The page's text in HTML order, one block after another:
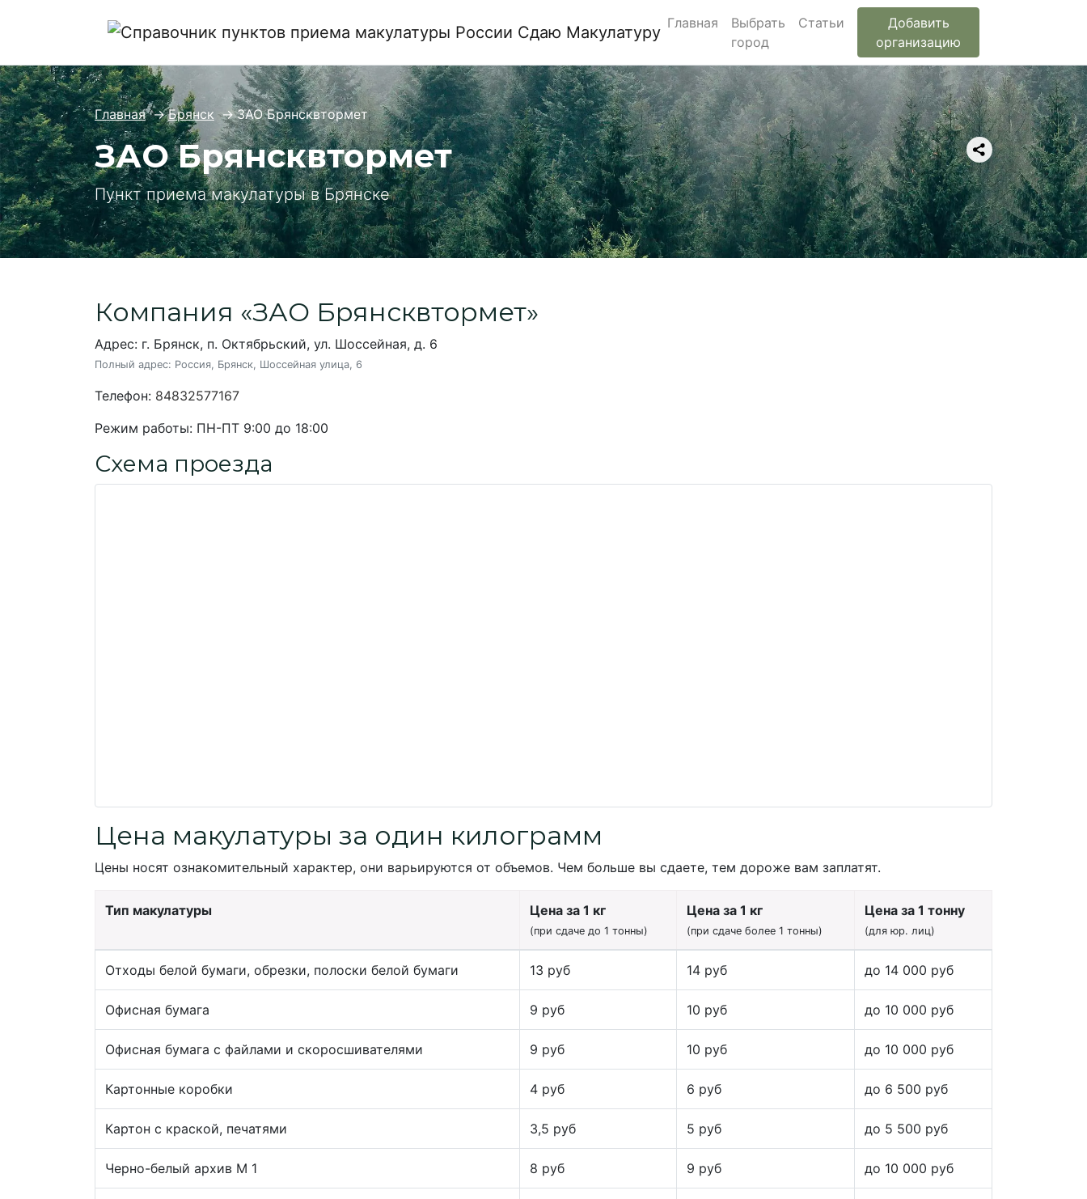
Сдаю Макулатуру Главная
Выбрать
город
Статьи
Добавить
организацию
Главная → Брянск → ЗАО Брянсквтормет
ЗАО Брянсквтормет
Пункт приема макулатуры в Брянске
Компания «ЗАО Брянсквтормет»
Адрес: г. Брянск, п. Октябрьский, ул. Шоссейная, д. 6
Полный адрес: Россия, Брянск, Шоссейная улица, 6
Телефон: 84832577167
Режим работы: ПН-ПТ 9:00 до 18:00
Схема проезда
Цена макулатуры за один килограмм
Цены носят ознакомительный характер, они варьируются от объемов. Чем больше вы сдаете, тем дороже вам заплатят.
Тип макулатуры Цена за 1 кг
(при сдаче до 1 тонны)
Цена за 1 кг
(при сдаче более 1 тонны)
Цена за 1 тонну
(для юр. лиц)
Отходы белой бумаги, обрезки, полоски белой бумаги 13 руб 14 руб до 14 000 руб
Офисная бумага 9 руб 10 руб до 10 000 руб
Офисная бумага с файлами и скоросшивателями 9 руб 10 руб до 10 000 руб
Картонные коробки 4 руб 6 руб до 6 500 руб
Картон с краской, печатями 3,5 руб 5 руб до 5 500 руб
Черно-белый архив М 1 8 руб 9 руб до 10 000 руб